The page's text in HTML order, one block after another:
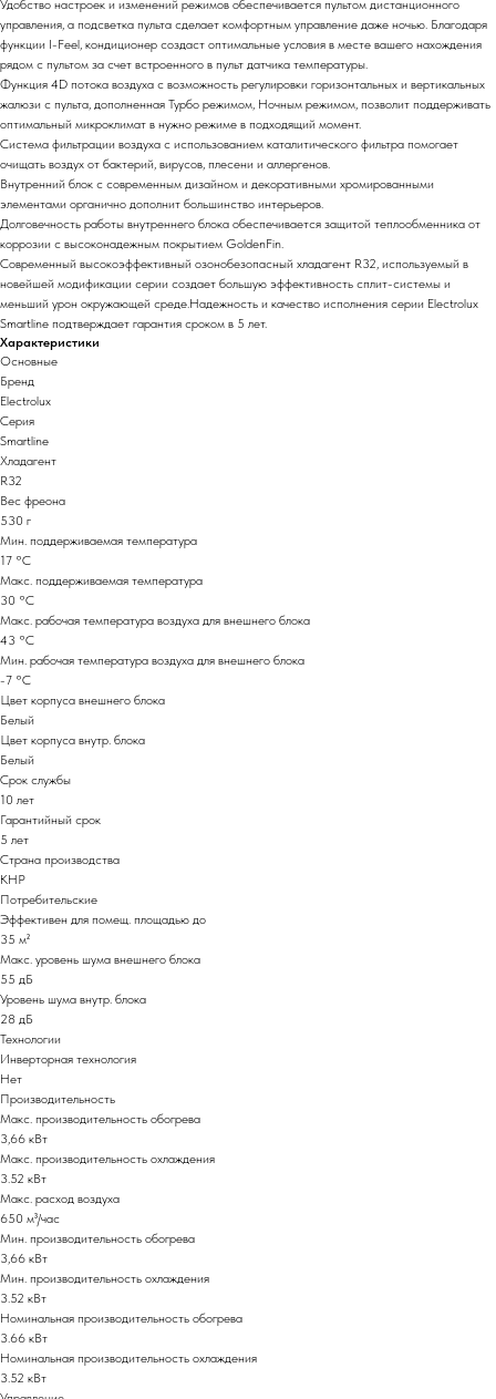
Удобство настроек и изменений режимов обеспечивается пультом дистанционного
управления, а подсветка пульта сделает комфортным управление даже ночью. Благодаря
функции I-Feel, кондиционер создаст оптимальные условия в месте вашего нахождения
рядом с пультом за счет встроенного в пульт датчика температуры.
Функция 4D потока воздуха с возможность регулировки горизонтальных и вертикальных
жалюзи с пульта, дополненная Турбо режимом, Ночным режимом, позволит поддерживать
оптимальный микроклимат в нужно режиме в подходящий момент.
Система фильтрации воздуха с использованием каталитического фильтра помогает
очищать воздух от бактерий, вирусов, плесени и аллергенов.
Внутренний блок с современным дизайном и декоративными хромированными
элементами органично дополнит большинство интерьеров.
Долговечность работы внутреннего блока обеспечивается защитой теплообменника от
коррозии с высоконадежным покрытием GoldenFin.
Современный высокоэффективный озонобезопасный хладагент R32, используемый в
новейшей модификации серии создает большую эффективность сплит-системы и
меньший урон окружающей среде.Надежность и качество исполнения серии Electrolux
Smartline подтверждает гарантия сроком в 5 лет.
Характеристики
Основные
Бренд
Electrolux
Серия
Smartline
Хладагент
R32
Вес фреона
530 г
Мин. поддерживаемая температура
17 °С
Макс. поддерживаемая температура
30 °С
Макс. рабочая температура воздуха для внешнего блока
43 °С
Мин. рабочая температура воздуха для внешнего блока
-7 °С
Цвет корпуса внешнего блока
Белый
Цвет корпуса внутр. блока
Белый
Срок службы
10 лет
Гарантийный срок
5 лет
Страна производства
КНР
Потребительские
Эффективен для помещ. площадью до
35 м²
Макс. уровень шума внешнего блока
55 дБ
Уровень шума внутр. блока
28 дБ
Технологии
Инверторная технология
Нет
Производительность
Макс. производительность обогрева
3,66 кВт
Макс. производительность охлаждения
3.52 кВт
Макс. расход воздуха
650 м³/час
Мин. производительность обогрева
3,66 кВт
Мин. производительность охлаждения
3.52 кВт
Номинальная производительность обогрева
3.66 кВт
Номинальная производительность охлаждения
3.52 кВт